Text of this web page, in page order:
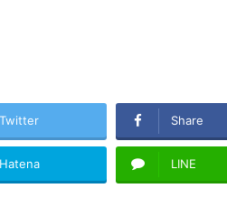
Twitter Share
Hatena LINE